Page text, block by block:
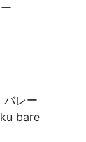
バレー
bare